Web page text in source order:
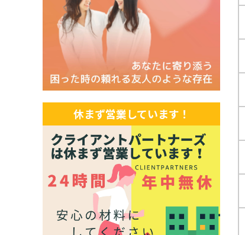
休まず営業しています！